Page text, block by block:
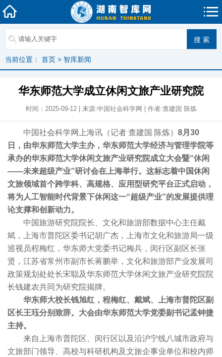
当前位置： 首页 > 智库新闻
华东师范大学成立休闲文旅产业研究院
时间：2025-09-12 | 来源:中国社会科学网 | 作者:查建国 陈炼
中国社会科学网上海讯（记者 查建国 陈炼） 8月30
日，由华东师范大学主办，华东师范大学经济与管理学院等
承办的华东师范大学休闲文旅产业研究院成立大会暨“休闲
——未来超级产业”研讨会在上海举行。这标志着中国休闲
文旅领域首个跨学科、高规格、应用型研究平台正式启动，
将为人工智能时代背景下休闲这一“超级产业”的发展提供理
论支撑和创新动力。
中国旅游研究院院长、文化和旅游部数据中心主任戴
斌，上海市普陀区委书记胡广杰，上海市文化和旅游局一级
巡视员程梅红，华东师大党委书记梅兵，闵行区副区长张
贤，江苏省常州市副市长蒋鹏举，文化和旅游部产业发展司
政策规划处处长宋聪及华东师范大学休闲文旅产业研究院院
长钱建农共同为研究院揭牌。
华东师大校长钱旭红，程梅红、戴斌、上海市普陀区副
区长王珏分别致辞。大会由华东师范大学党委副书记孟钟捷
主持。
来自上海市普陀区、闵行区以及沿沪宁线八城市政府与
文旅部门领导、高校与科研机构及文旅企事业单位和校内师